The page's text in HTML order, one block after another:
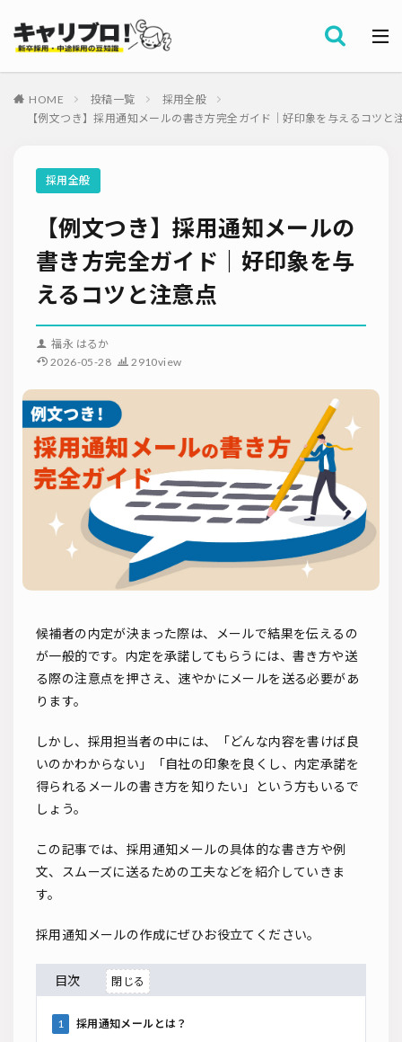
HOME 投稿一覧
採用全般
【例文つき】採用通知メールの書き方完全ガイド｜好印象を与えるコツと
採用全般
【例文つき】採用通知メールの
書き方完全ガイド｜好印象を与
えるコツと注意点
福永 はるか
2026-05-28
2910view
候補者の内定が決まった際は、メールで結果を伝えるの
が一般的です。内定を承諾してもらうには、書き方や送
る際の注意点を押さえ、速やかにメールを送る必要があ
ります。
しかし、採用担当者の中には、「どんな内容を書けば良
いのかわからない」「自社の印象を良くし、内定承諾を
得られるメールの書き方を知りたい」という方もいるで
しょう。
この記事では、採用通知メールの具体的な書き方や例
文、スムーズに送るための工夫などを紹介していきま
す。
採用通知メールの作成にぜひお役立てください。
目次
1 採用通知メールとは？
カテゴリー
タグ
就職サイト
ダイレクトリクルーティング
採用ノウハウ
採用ツール
採用計画
母集団の形成確保
エンジニア採用
採用イベント・合説
面接・選考
内定フォロー
内定辞退
内定式 会社説明会
採用コンサルティング
採用動向
Iターン・Uターン
適性検査
新人研修
ソーシャルリクルーティング
AI・RPA
検索
労務・組織
メルマガ登録
資料ダウンロード
お問い合わせ